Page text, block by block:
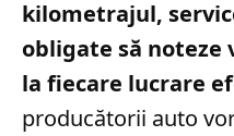
kilometrajul,
obligate să
la fiecare lucrare
producătorii auto